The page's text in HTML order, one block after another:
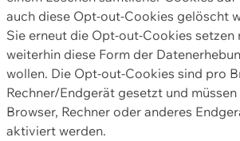
auch diese Opt-out-Cookies gelöscht
Sie erneut die Opt-out-Cookies setzen
weiterhin diese Form der
wollen. Die Opt-out-Cookies sind pro
Rechner/Endgerät gesetzt und
Browser, Rechner oder anderes
aktiviert werden.